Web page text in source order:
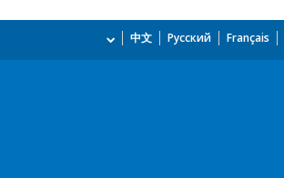
Français
Русский
中文